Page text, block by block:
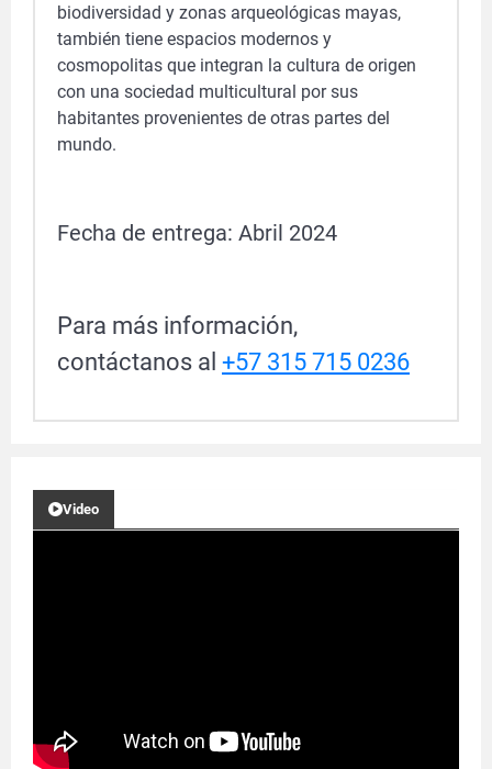
biodiversidad y zonas arqueológicas mayas,
también tiene espacios modernos y
cosmopolitas que integran la cultura de origen
con una sociedad multicultural por sus
habitantes provenientes de otras partes del
mundo.
Fecha de entrega: Abril 2024
Para más información,
contáctanos al +57 315 715 0236
Video